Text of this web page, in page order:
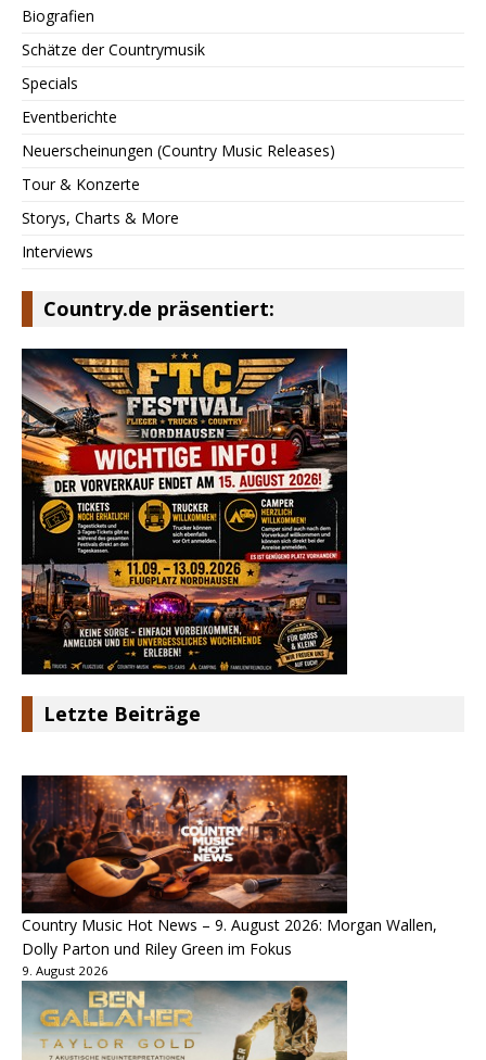
Biografien
Schätze der Countrymusik
Specials
Eventberichte
Neuerscheinungen (Country Music Releases)
Tour & Konzerte
Storys, Charts & More
Interviews
Country.de präsentiert:
Letzte Beiträge
Country Music Hot News – 9. August 2026: Morgan Wallen,
Dolly Parton und Riley Green im Fokus
9. August 2026